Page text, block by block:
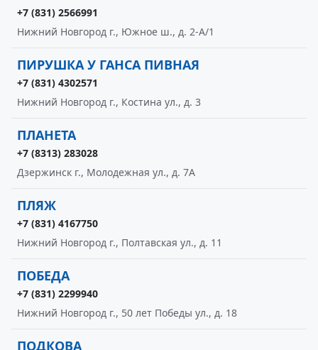
+7 (831) 2566991
Нижний Новгород г., Южное ш., д. 2-А/1
ПИРУШКА У ГАНСА ПИВНАЯ
+7 (831) 4302571
Нижний Новгород г., Костина ул., д. 3
ПЛАНЕТА
+7 (8313) 283028
Дзержинск г., Молодежная ул., д. 7А
ПЛЯЖ
+7 (831) 4167750
Нижний Новгород г., Полтавская ул., д. 11
ПОБЕДА
+7 (831) 2299940
Нижний Новгород г., 50 лет Победы ул., д. 18
ПОДКОВА